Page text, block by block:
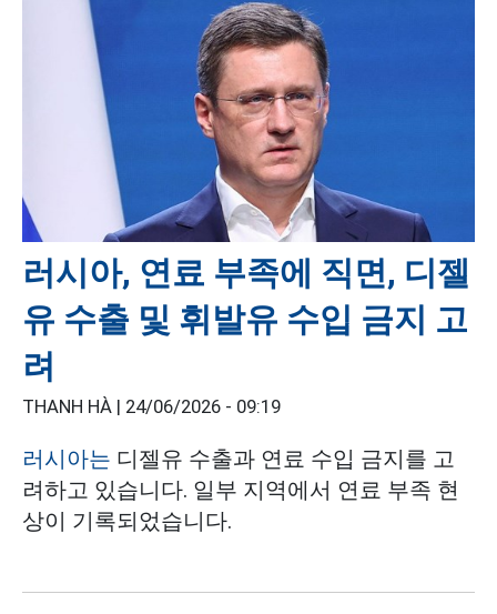
러시아, 연료 부족에 직면, 디젤
유 수출 및 휘발유 수입 금지 고
려
THANH HÀ | 24/06/2026 - 09:19
러시아는 디젤유 수출과 연료 수입 금지를 고
려하고 있습니다. 일부 지역에서 연료 부족 현
상이 기록되었습니다.